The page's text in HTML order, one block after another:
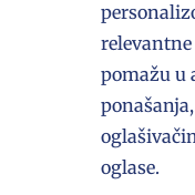
pomažu u
oglase.